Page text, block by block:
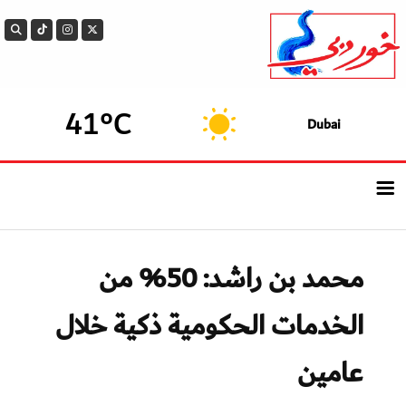
Dubai
41°C
الرئيسيــة
أحدث الأخبار
سوالف الدار
بيزنس
محمد بن راشد: 50% من
الخدمات الحكومية ذكية خلال
عامين